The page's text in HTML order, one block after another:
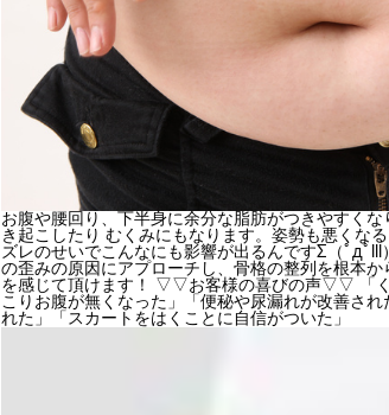
お腹や腰回り、下半身に余分な脂肪がつきやすく
き起こしたり むくみにもなります。姿勢も悪くな
ズレのせいでこんなにも影響が出るんですΣ（ﾟдﾟ
の歪みの原因にアプローチし、骨格の整列を根本
を感じて頂けます！ ▽▽お客様の喜びの声▽▽ 「
こりお腹が無くなった」「便秘や尿漏れが改善さ
れた」「スカートをはくことに自信がついた」